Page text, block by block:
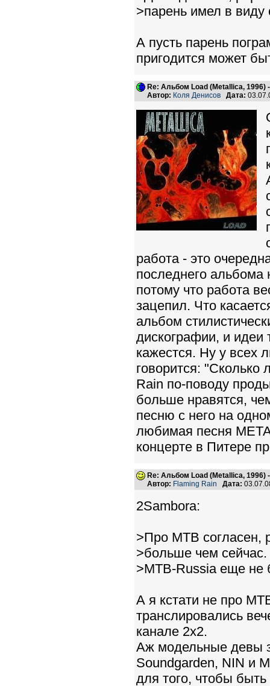
>парень имел в виду
А пусть парень
пригодится может
Re: Альбом Load (Metallica, 1996)
Автор: Коля Денисов Дата:
работа - это
последнего альбома
потому что работа
зацепил. Что
альбом
дискографии, и идеи
кажестся. Ну у всех
говорится:
Rain по-поводу
больше нравятся,
песню с него на
любимая песня
концерте в Питере
Re: Альбом Load (Metallica, 1996)
Автор: Flaming Rain Дата:
2Sambora:
>Про МТВ согласен,
>больше чем
>МТВ-Russia еще не
А я кстати не про
транслировались
канале 2х2.
Аж модельные девы
Soundgarden, NIN и
для того, чтобы